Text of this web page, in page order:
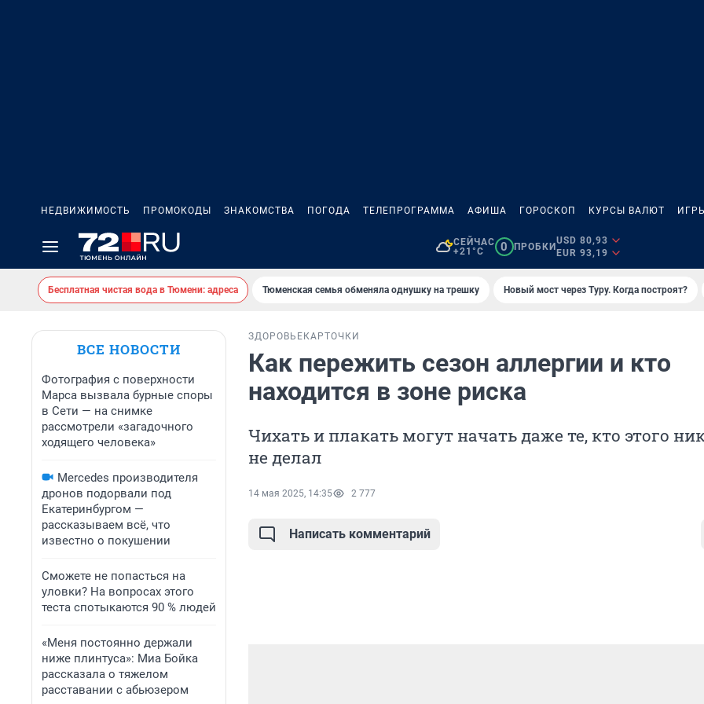
НЕДВИЖИМОСТЬ ПРОМОКОДЫ ЗНАКОМСТВА ПОГОДА ТЕЛЕПРОГРАММА АФИША ГОРОСКОП КУРСЫ ВАЛЮТ ИГРЫ
СЕЙЧАС
+21°C
0 ПРОБКИ
USD 80,93
EUR 93,19
Бесплатная чистая вода в Тюмени: адреса Тюменская семья обменяла однушку на трешку Новый мост через Туру. Когда построят?
ВСЕ НОВОСТИ
Фотография с поверхности
Марса вызвала бурные споры
в Сети — на снимке
рассмотрели «загадочного
ходящего человека»
Mercedes производителя
дронов подорвали под
Екатеринбургом —
рассказываем всё, что
известно о покушении
Сможете не попасться на
уловки? На вопросах этого
теста спотыкаются 90 % людей
«Меня постоянно держали
ниже плинтуса»: Миа Бойка
рассказала о тяжелом
расставании с абьюзером
ЗДОРОВЬЕ КАРТОЧКИ
Как пережить сезон аллергии и кто
находится в зоне риска
Чихать и плакать могут начать даже те, кто этого
не делал
14 мая 2025, 14:35 2 777
Написать комментарий